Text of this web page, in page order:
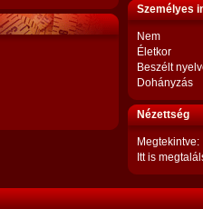
Személyes
Nem
Életkor
Beszélt
Dohányzás
Nézettség
Megtekintve:
Itt is